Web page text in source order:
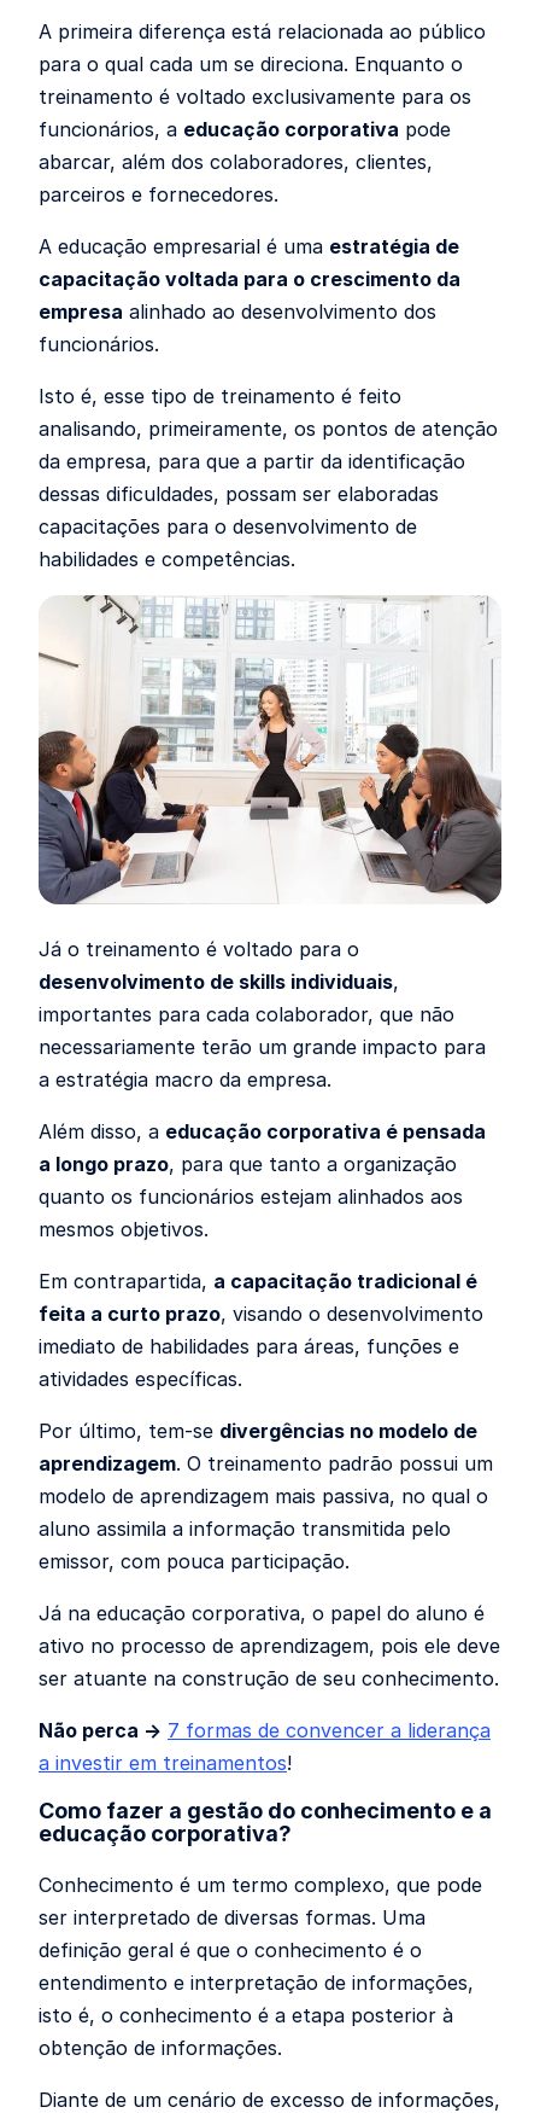
A primeira diferença está relacionada ao público
para o qual cada um se direciona. Enquanto o
treinamento é voltado exclusivamente para os
funcionários, a educação corporativa pode
abarcar, além dos colaboradores, clientes,
parceiros e fornecedores.
A educação empresarial é uma estratégia de
capacitação voltada para o crescimento da
empresa alinhado ao desenvolvimento dos
funcionários.
Isto é, esse tipo de treinamento é feito
analisando, primeiramente, os pontos de atenção
da empresa, para que a partir da identificação
dessas dificuldades, possam ser elaboradas
capacitações para o desenvolvimento de
habilidades e competências.
Já o treinamento é voltado para o
desenvolvimento de skills individuais,
importantes para cada colaborador, que não
necessariamente terão um grande impacto para
a estratégia macro da empresa.
Além disso, a educação corporativa é pensada
a longo prazo, para que tanto a organização
quanto os funcionários estejam alinhados aos
mesmos objetivos.
Em contrapartida, a capacitação tradicional é
feita a curto prazo, visando o desenvolvimento
imediato de habilidades para áreas, funções e
atividades específicas.
Por último, tem-se divergências no modelo de
aprendizagem. O treinamento padrão possui um
modelo de aprendizagem mais passiva, no qual o
aluno assimila a informação transmitida pelo
emissor, com pouca participação.
Já na educação corporativa, o papel do aluno é
ativo no processo de aprendizagem, pois ele deve
ser atuante na construção de seu conhecimento.
Não perca → 7 formas de convencer a liderança
a investir em treinamentos!
Como fazer a gestão do conhecimento e a
educação corporativa?
Conhecimento é um termo complexo, que pode
ser interpretado de diversas formas. Uma
definição geral é que o conhecimento é o
entendimento e interpretação de informações,
isto é, o conhecimento é a etapa posterior à
obtenção de informações.
Diante de um cenário de excesso de informações,